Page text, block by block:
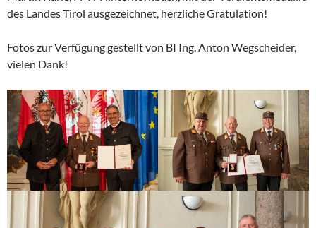
des Landes Tirol ausgezeichnet, herzliche Gratulation!
Fotos zur Verfügung gestellt von BI Ing. Anton Wegscheider,
vielen Dank!